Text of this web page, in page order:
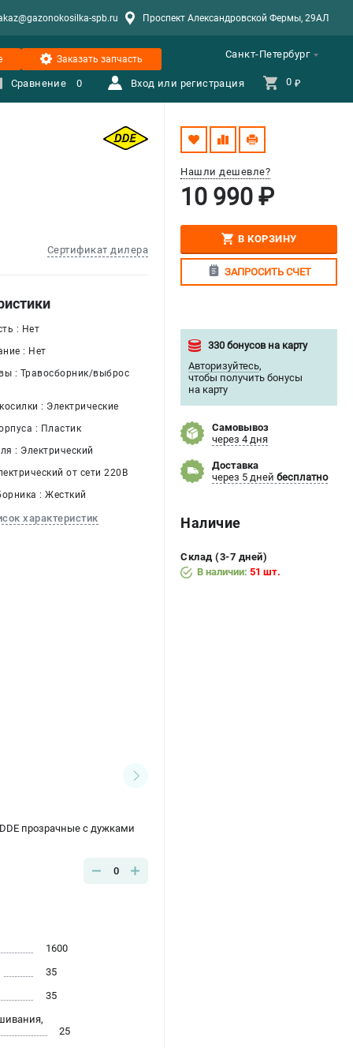
spb.ru Проспект Александровской Фермы, 29АЛ
Санкт-Петербург
Заказать запчасть
Сравнение 0 Вход или регистрация 0 ₽
Сертификат дилера
Нашли дешевле?
10 990 ₽
В КОРЗИНУ
ЗАПРОСИТЬ СЧЕТ
330 бонусов на карту
Авторизуйтесь,
чтобы получить бонусы
на карту
Самовывоз
через 4 дня
Доставка
через 5 дней бесплатно
Наличие
Склад (3-7 дней)
В наличии: 51 шт.
: Нет
: Нет
: Травосборник/выброс
: Электрические
: Пластик
: Электрический
от сети 220В
: Жесткий
характеристик
прозрачные с дужками
0
1600
35
35
25